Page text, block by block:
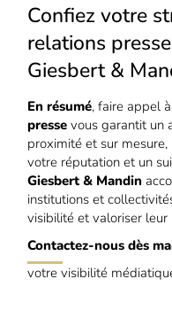
Confiez votre
relations
Giesbert &
En résumé, faire appel
presse vous garantit un
proximité et sur
votre réputation et un
Giesbert & Mandin
institutions et
visibilité et valoriser
Contactez-nous dès
votre visibilité